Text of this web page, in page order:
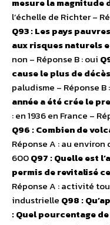
mesure la magnitude
l’échelle de Richter –
Q93 : Les pays
aux risques naturels
non – Réponse B : oui
cause le plus de
paludisme – Réponse
année a été crée le
: en 1936 en France –
Q96 : Combien de
Réponse A : au environ
600Q97 : Quelle est
permis de revitalisé
Réponse A : activité
industrielle Q98 :
: Quel pourcentage